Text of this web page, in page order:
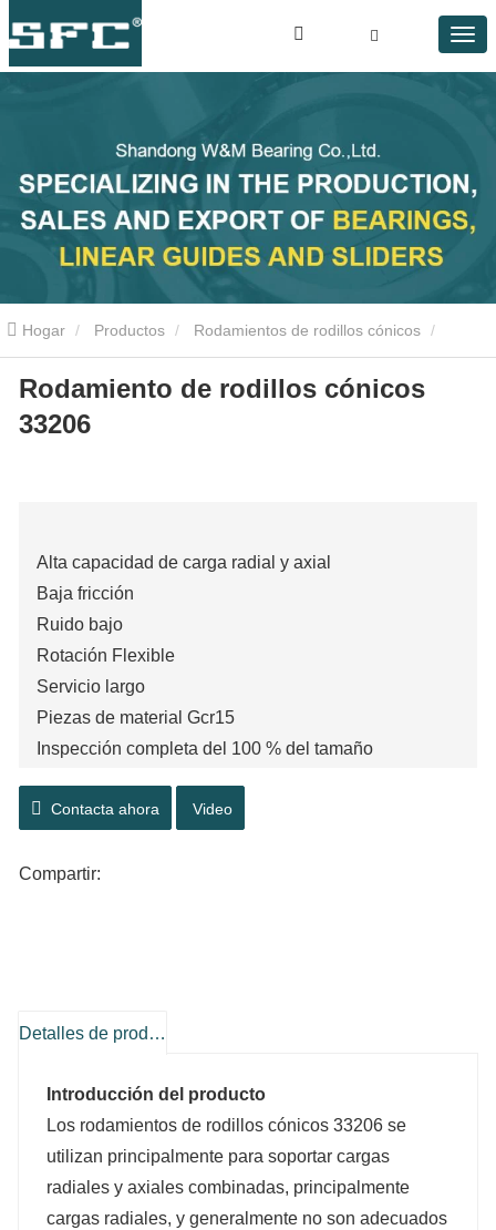
Hogar Productos Rodamientos de rodillos cónicos
Rodamiento de rodillos cónicos 33206
Rodamiento de rodillos cónicos
33206
Alta capacidad de carga radial y axial
Baja fricción
Ruido bajo
Rotación Flexible
Servicio largo
Piezas de material Gcr15
Inspección completa del 100 % del tamaño
Componentes desmontables e intercambiables.
Contacta ahora Video
Compartir:
Detalles de producto
Introducción del producto
Los rodamientos de rodillos cónicos 33206 se
utilizan principalmente para soportar cargas
radiales y axiales combinadas, principalmente
cargas radiales, y generalmente no son adecuados